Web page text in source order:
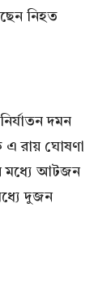
নিহত
দমন
রায় ঘোষণা
মধ্যে আটজন
দুজন